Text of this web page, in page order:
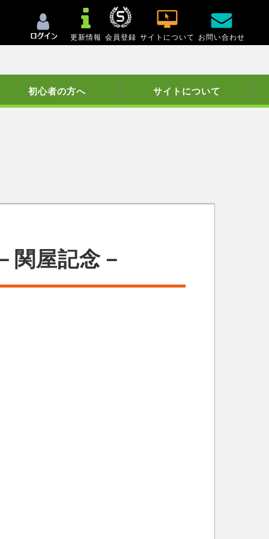
更新情報 会員登録 サイトについて お問い合わせ
初心者の方へ サイトについて
関屋記念－